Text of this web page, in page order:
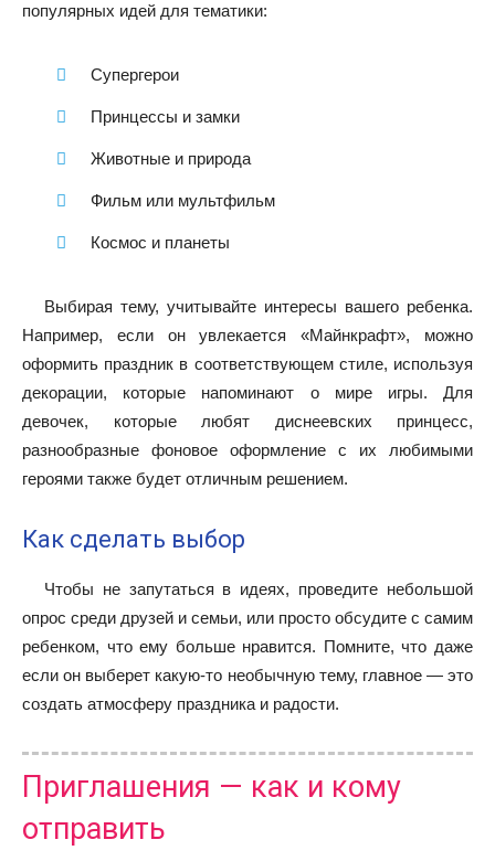
популярных идей для тематики:
Супергерои
Принцессы и замки
Животные и природа
Фильм или мультфильм
Космос и планеты
Выбирая тему, учитывайте интересы вашего ребенка.
Например, если он увлекается «Майнкрафт», можно
оформить праздник в соответствующем стиле, используя
декорации, которые напоминают о мире игры. Для
девочек, которые любят диснеевских принцесс,
разнообразные фоновое оформление с их любимыми
героями также будет отличным решением.
Как сделать выбор
Чтобы не запутаться в идеях, проведите небольшой
опрос среди друзей и семьи, или просто обсудите с самим
ребенком, что ему больше нравится. Помните, что даже
если он выберет какую-то необычную тему, главное — это
создать атмосферу праздника и радости.
Приглашения — как и кому
отправить